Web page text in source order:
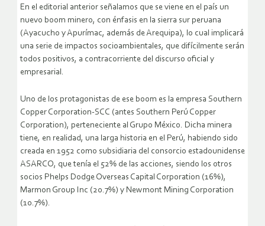
En el editorial anterior señalamos que se viene en el país un
nuevo boom minero, con énfasis en la sierra sur peruana
(Ayacucho y Apurímac, además de Arequipa), lo cual implicará
una serie de impactos socioambientales, que difícilmente serán
todos positivos, a contracorriente del discurso oficial y
empresarial.
Uno de los protagonistas de ese boom es la empresa Southern
Copper Corporation-SCC (antes Southern Perú Copper
Corporation), perteneciente al Grupo México. Dicha minera
tiene, en realidad, una larga historia en el Perú, habiendo sido
creada en 1952 como subsidiaria del consorcio estadounidense
ASARCO, que tenía el 52% de las acciones, siendo los otros
socios Phelps Dodge Overseas Capital Corporation (16%),
Marmon Group Inc (20.7%) y Newmont Mining Corporation
(10.7%).